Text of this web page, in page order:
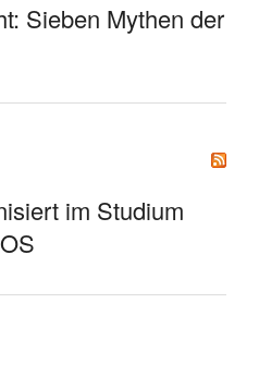
Sieben Mythen der
im Studium